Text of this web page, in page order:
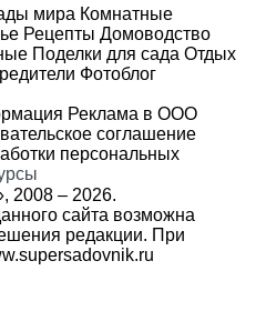
мира Комнатные
Рецепты Домоводство
Поделки для сада Отдых
Фотоблог
Реклама в ООО
соглашение
персональных
2008 – 2026.
сайта возможна
редакции. При